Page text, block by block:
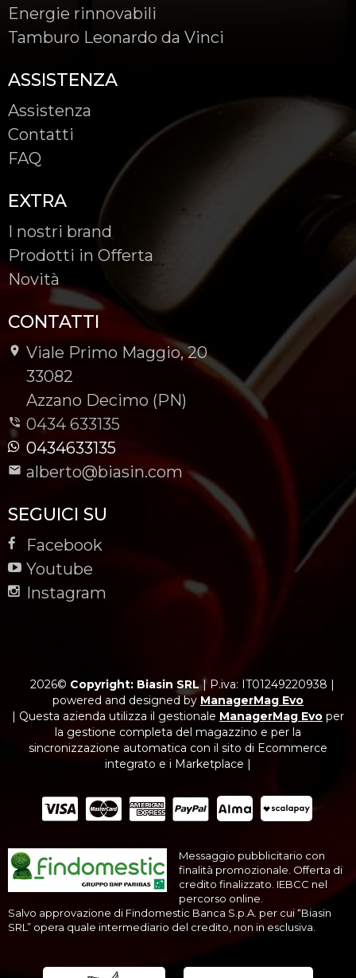
Energie rinnovabili
Tamburo Leonardo da Vinci
ASSISTENZA
Assistenza
Contatti
FAQ
EXTRA
I nostri brand
Prodotti in Offerta
Novità
CONTATTI
Viale Primo Maggio, 20
-
33082
-
Azzano Decimo (PN)
0434 633135
0434633135
alberto@biasin.com
SEGUICI SU
Facebook
Youtube
Instagram
2026© Copyright: Biasin SRL| P.iva: IT01249220938 |
powered and designed by ManagerMag Evo
| Questa azienda utilizza il gestionale ManagerMag Evo per
la gestione completa del magazzino e per la
sincronizzazione automatica con il sito di Ecommerce
integrato e i Marketplace |
Messaggio pubblicitario con
finalità promozionale. Offerta di
credito finalizzato. IEBCC nel
percorso online.
Salvo approvazione di Findomestic Banca S.p.A. per cui “Biasin
SRL” opera quale intermediario del credito, non in esclusiva.